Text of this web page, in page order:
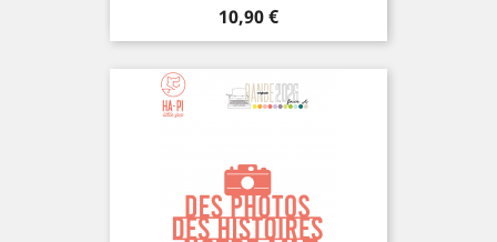
Prix
10,90 €